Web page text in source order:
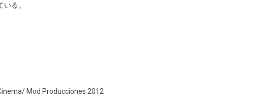
る。
Mod Producciones 2012